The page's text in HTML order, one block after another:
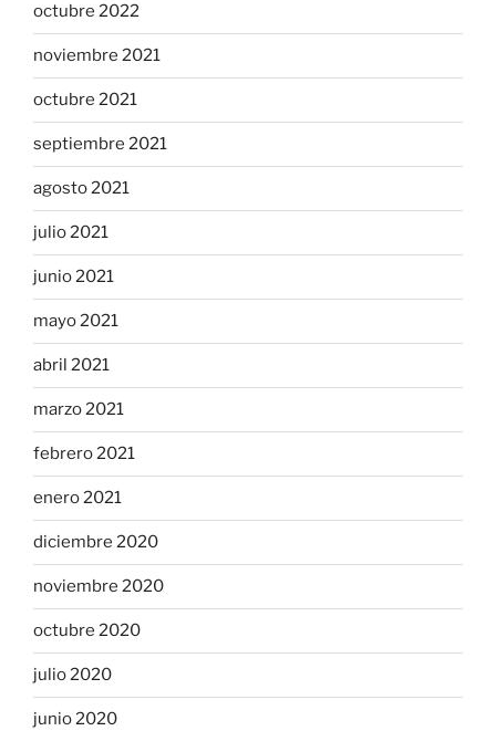
octubre 2022
noviembre 2021
octubre 2021
septiembre 2021
agosto 2021
julio 2021
junio 2021
mayo 2021
abril 2021
marzo 2021
febrero 2021
enero 2021
diciembre 2020
noviembre 2020
octubre 2020
julio 2020
junio 2020